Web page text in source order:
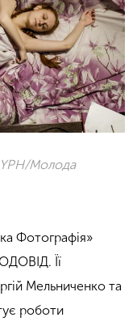
Молода
Фотографія»
Її
Мельниченко та
роботи